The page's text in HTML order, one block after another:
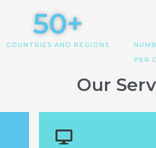
COUNTRIES AND REGIONS
50+
PER
Our